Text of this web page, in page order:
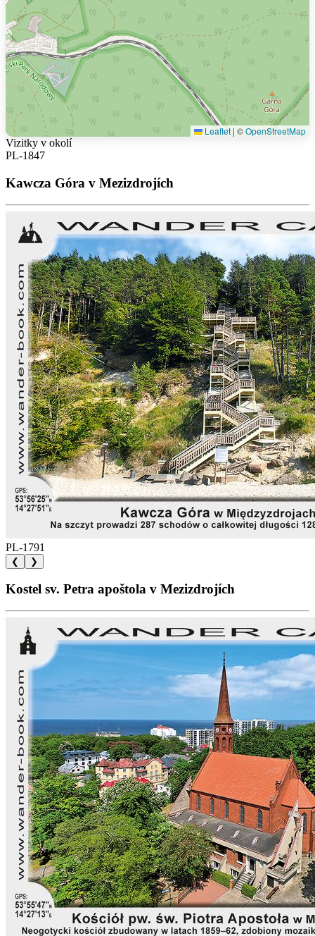
Leaflet | ©OpenStreetMap
Vizitky v okolí
PL-1847
Kawcza Góra v Mezizdrojích
PL-1791
❮ ❯
Kostel sv. Petra apoštola v Mezizdrojích